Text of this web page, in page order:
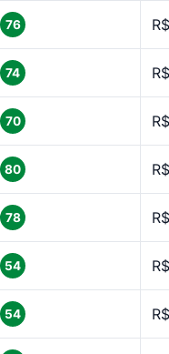
76
74
70
80
78
54
54